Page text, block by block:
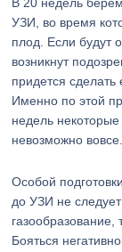
УЗИ, во время
плод. Если будут
возникнут
придется
Именно по этой
недель
невозможно вовсе.
Особой
до УЗИ не
газообразование,
Бояться